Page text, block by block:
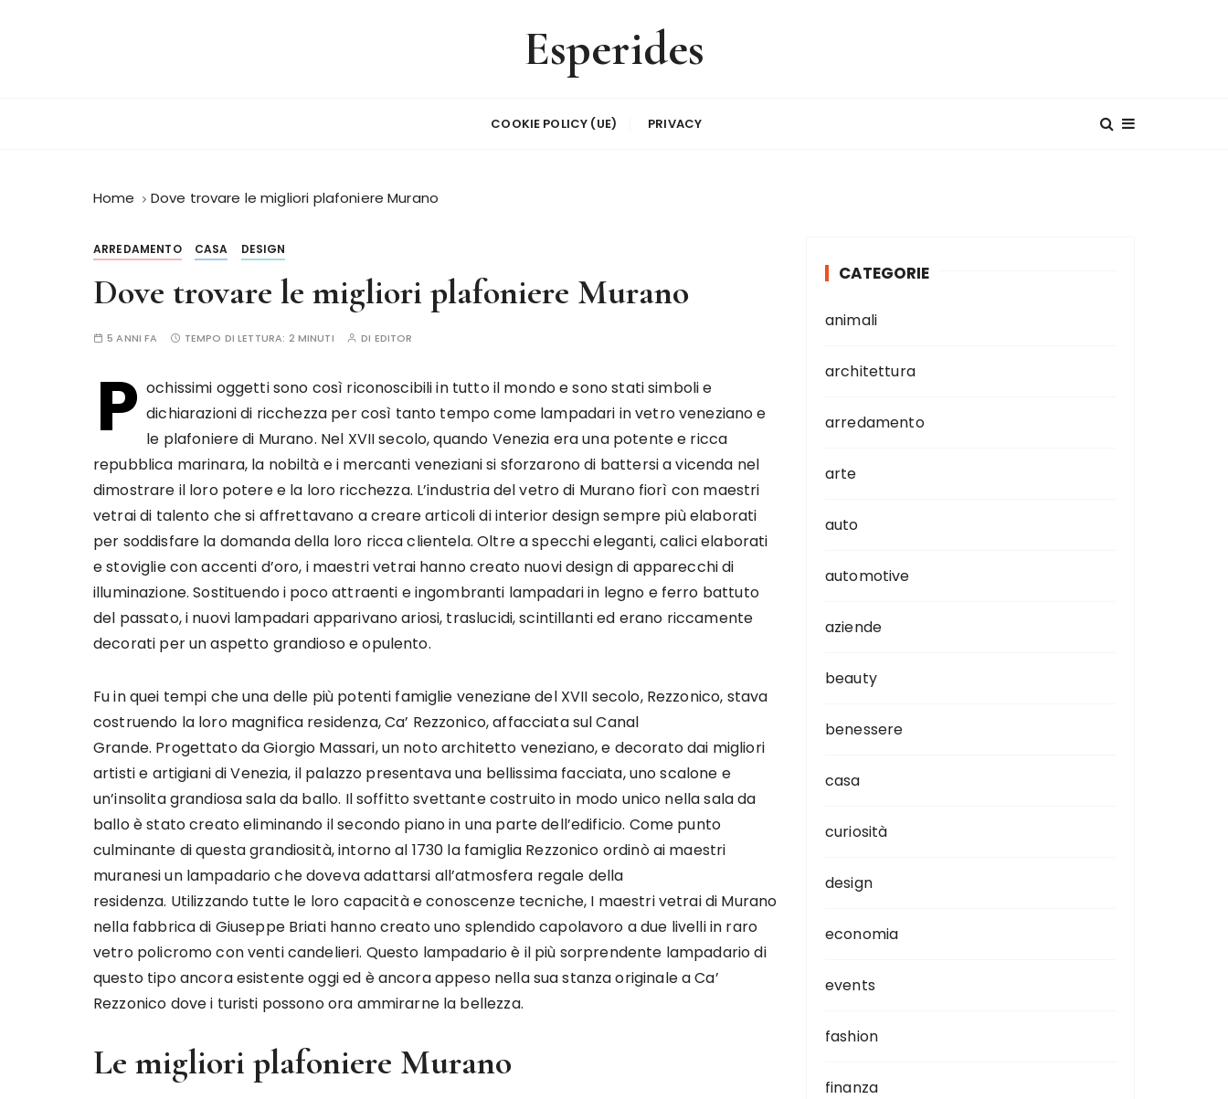
Esperides
COOKIE POLICY (UE) PRIVACY
Home Dove trovare le migliori plafoniere Murano
ARREDAMENTO CASA DESIGN
Dove trovare le migliori plafoniere Murano
5 ANNI FA TEMPO DI LETTURA: 2 MINUTI DI EDITOR
P ochissimi oggetti sono così riconoscibili in tutto il mondo e sono stati simboli e
dichiarazioni di ricchezza per così tanto tempo come lampadari in vetro veneziano e
le plafoniere di Murano. Nel XVII secolo, quando Venezia era una potente e ricca
repubblica marinara, la nobiltà e i mercanti veneziani si sforzarono di battersi a vicenda nel
dimostrare il loro potere e la loro ricchezza. L’industria del vetro di Murano fiorì con maestri
vetrai di talento che si affrettavano a creare articoli di interior design sempre più elaborati
per soddisfare la domanda della loro ricca clientela. Oltre a specchi eleganti, calici elaborati
e stoviglie con accenti d’oro, i maestri vetrai hanno creato nuovi design di apparecchi di
illuminazione. Sostituendo i poco attraenti e ingombranti lampadari in legno e ferro battuto
del passato, i nuovi lampadari apparivano ariosi, traslucidi, scintillanti ed erano riccamente
decorati per un aspetto grandioso e opulento.
Fu in quei tempi che una delle più potenti famiglie veneziane del XVII secolo, Rezzonico, stava
costruendo la loro magnifica residenza, Ca’ Rezzonico, affacciata sul Canal
Grande. Progettato da Giorgio Massari, un noto architetto veneziano, e decorato dai migliori
artisti e artigiani di Venezia, il palazzo presentava una bellissima facciata, uno scalone e
un’insolita grandiosa sala da ballo. Il soffitto svettante costruito in modo unico nella sala da
ballo è stato creato eliminando il secondo piano in una parte dell’edificio. Come punto
culminante di questa grandiosità, intorno al 1730 la famiglia Rezzonico ordinò ai maestri
muranesi un lampadario che doveva adattarsi all’atmosfera regale della
residenza. Utilizzando tutte le loro capacità e conoscenze tecniche, I maestri vetrai di Murano
nella fabbrica di Giuseppe Briati hanno creato uno splendido capolavoro a due livelli in raro
vetro policromo con venti candelieri. Questo lampadario è il più sorprendente lampadario di
questo tipo ancora esistente oggi ed è ancora appeso nella sua stanza originale a Ca’
Rezzonico dove i turisti possono ora ammirarne la bellezza.
Le migliori plafoniere Murano
CATEGORIE
animali
architettura
arredamento
arte
auto
automotive
aziende
beauty
benessere
casa
curiosità
design
economia
events
fashion
finanza